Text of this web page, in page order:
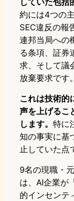
していた包括
約には4つの
SEC違反の報
連邦当局への
る条項、証券
求、そして議
放棄要求です。
これは技術的
声を上げるこ
します。 特に
知の事実に基
止していた点
9名の現職・
は、AI企業が
的インセンテ